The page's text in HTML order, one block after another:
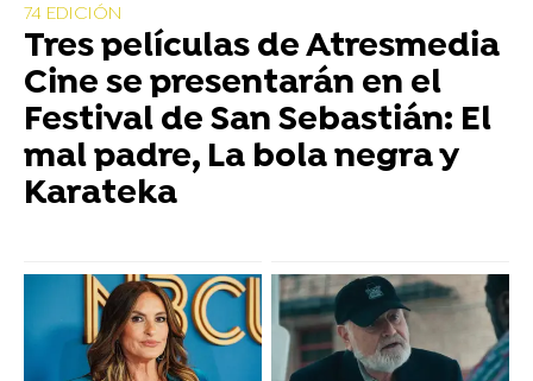
74 EDICIÓN
Tres películas de Atresmedia
Cine se presentarán en el
Festival de San Sebastián: El
mal padre, La bola negra y
Karateka